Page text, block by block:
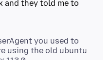
and they told me to
you used to
using the old ubuntu